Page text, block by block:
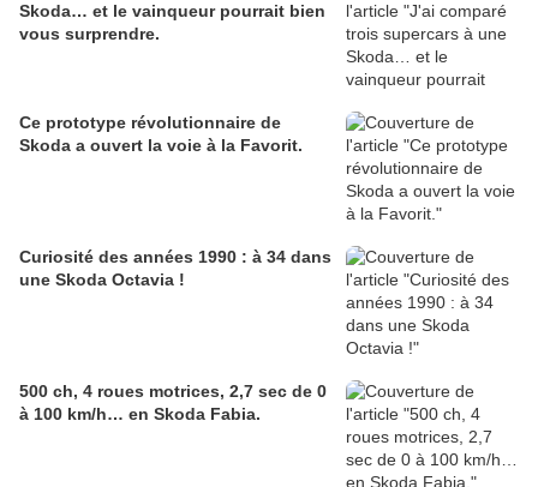
Skoda… et le vainqueur pourrait bien
vous surprendre.
Ce prototype révolutionnaire de
Skoda a ouvert la voie à la Favorit.
Curiosité des années 1990 : à 34 dans
une Skoda Octavia !
500 ch, 4 roues motrices, 2,7 sec de 0
à 100 km/h… en Skoda Fabia.